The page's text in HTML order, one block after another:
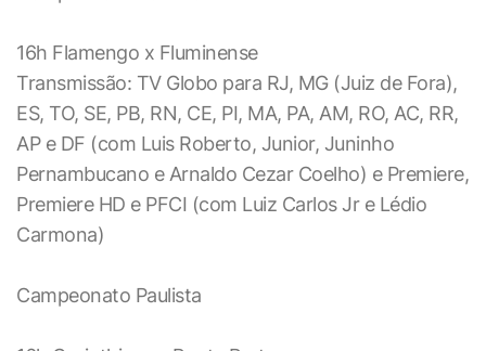
16h Flamengo x Fluminense
Transmissão: TV Globo para RJ, MG (Juiz de Fora),
ES, TO, SE, PB, RN, CE, PI, MA, PA, AM, RO, AC, RR,
AP e DF (com Luis Roberto, Junior, Juninho
Pernambucano e Arnaldo Cezar Coelho) e Premiere,
Premiere HD e PFCI (com Luiz Carlos Jr e Lédio
Carmona)
Campeonato Paulista